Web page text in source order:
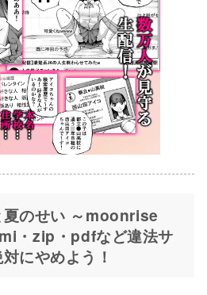
夏のせい ～moonrise
・zip・pdfなど違法サ
にやめよう！